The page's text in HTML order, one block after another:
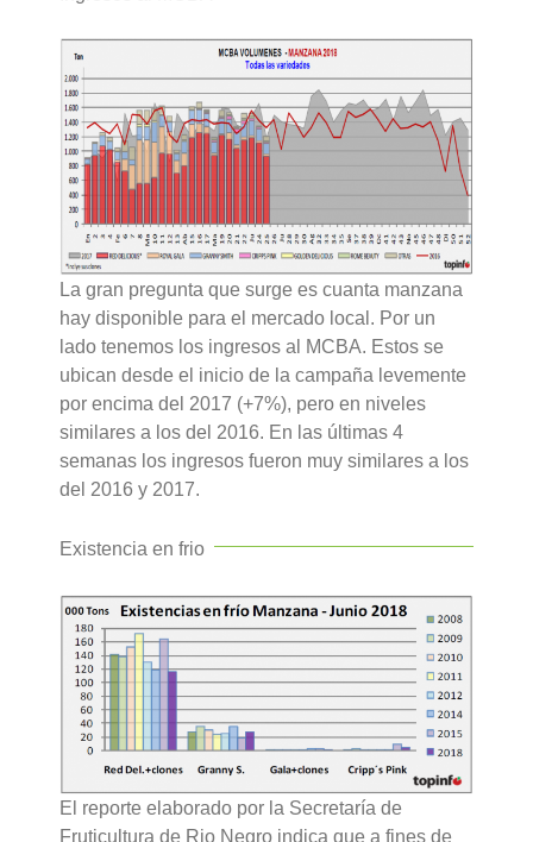
La gran pregunta que surge es cuanta manzana
hay disponible para el mercado local. Por un
lado tenemos los ingresos al MCBA. Estos se
ubican desde el inicio de la campaña levemente
por encima del 2017 (+7%), pero en niveles
similares a los del 2016. En las últimas 4
semanas los ingresos fueron muy similares a los
del 2016 y 2017.
Existencia en frio
El reporte elaborado por la Secretaría de
Fruticultura de Rio Negro indica que a fines de